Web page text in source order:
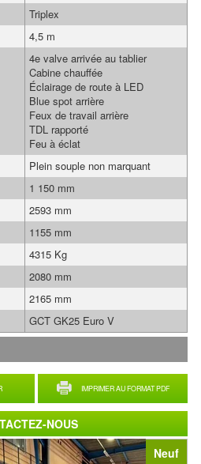
Neuf
IMPRIMER AU FORMAT PDF
Triplex
4,5 m
4e valve arrivée au tablier
Cabine chauffée
Éclairage de route à LED
Blue spot arrière
Feux de travail arrière
TDL rapporté
Feu à éclat
Plein souple non marquant
1 150 mm
2593 mm
1155 mm
4315 Kg
2080 mm
2165 mm
GCT GK25 Euro V
NOUS